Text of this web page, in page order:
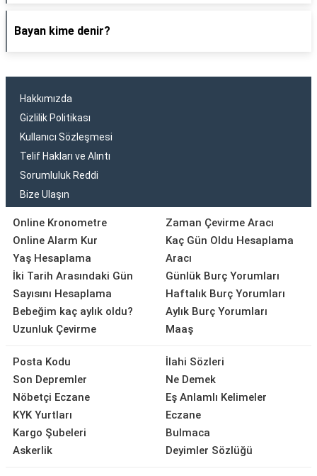
Bayan kime denir?
Hakkımızda
Gizlilik Politikası
Kullanıcı Sözleşmesi
Telif Hakları ve Alıntı
Sorumluluk Reddi
Bize Ulaşın
Online Kronometre
Online Alarm Kur
Yaş Hesaplama
İki Tarih Arasındaki Gün
Sayısını Hesaplama
Bebeğim kaç aylık oldu?
Uzunluk Çevirme
Zaman Çevirme Aracı
Kaç Gün Oldu Hesaplama
Aracı
Günlük Burç Yorumları
Haftalık Burç Yorumları
Aylık Burç Yorumları
Maaş
Posta Kodu
Son Depremler
Nöbetçi Eczane
KYK Yurtları
Kargo Şubeleri
Askerlik
İlahi Sözleri
Ne Demek
Eş Anlamlı Kelimeler
Eczane
Bulmaca
Deyimler Sözlüğü